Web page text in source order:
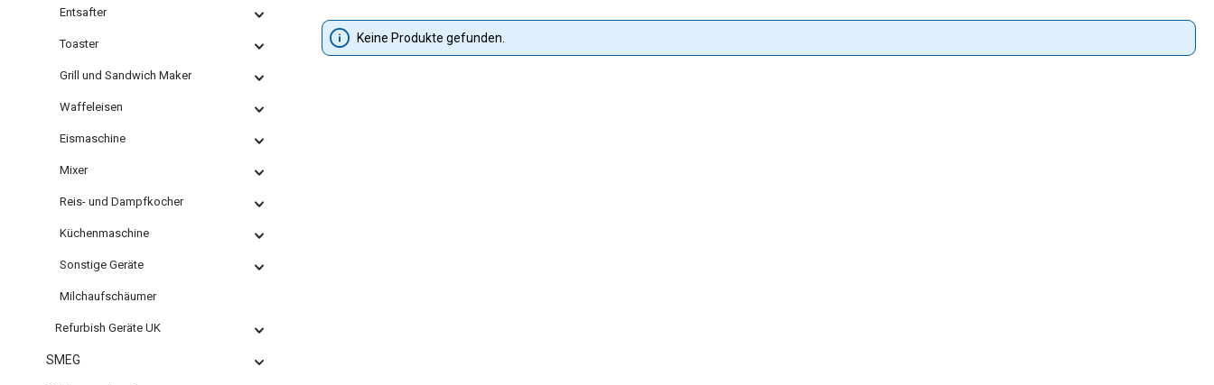
Entsafter
Toaster
Grill und Sandwich Maker
Waffeleisen
Eismaschine
Mixer
Reis- und Dampfkocher
Küchenmaschine
Sonstige Geräte
Milchaufschäumer
Refurbish Geräte UK
SMEG
Keine Produkte gefunden.